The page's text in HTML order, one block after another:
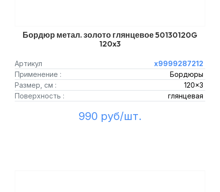
Бордюр метал. золото глянцевое 50130120G
120x3
Артикул
х9999287212
Применение :
Бордюры
Размер, см :
120x3
Поверхность :
глянцевая
990 руб/шт.